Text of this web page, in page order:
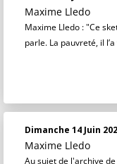
Maxime Lledo
Maxime Lledo : "Ce
parle. La pauvreté, il
Dimanche 14 Juin
Maxime Lledo
Au sujet de l'archive